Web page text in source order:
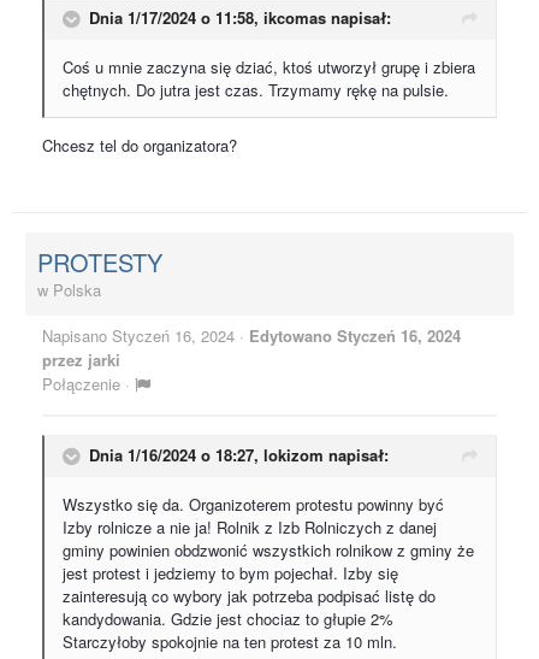
Dnia 1/17/2024 o 11:58, ikcomas napisał:
Coś u mnie zaczyna się dziać, ktoś utworzył grupę i zbiera
chętnych. Do jutra jest czas. Trzymamy rękę na pulsie.
Chcesz tel do organizatora?
PROTESTY
w Polska
Napisano Styczeń 16, 2024 · Edytowano Styczeń 16, 2024
przez jarki
Połączenie ·
Dnia 1/16/2024 o 18:27, lokizom napisał:
Wszystko się da. Organizoterem protestu powinny być
Izby rolnicze a nie ja! Rolnik z Izb Rolniczych z danej
gminy powinien obdzwonić wszystkich rolnikow z gminy że
jest protest i jedziemy to bym pojechał. Izby się
zainteresują co wybory jak potrzeba podpisać listę do
kandydowania. Gdzie jest chociaz to głupie 2%
Starczyłoby spokojnie na ten protest za 10 mln.